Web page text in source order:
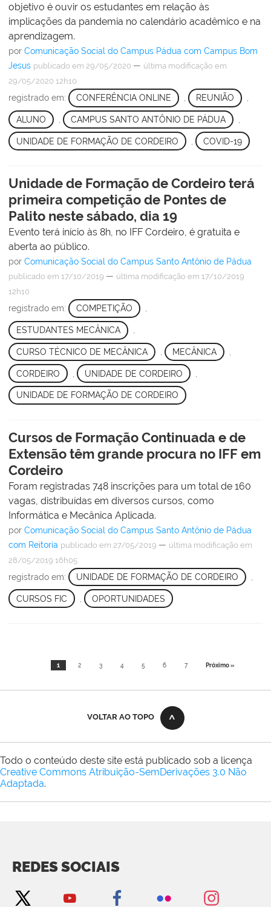
objetivo é ouvir os estudantes em relação às
implicações da pandemia no calendário acadêmico e na
aprendizagem.
por Comunicação Social do Campus Pádua com Campus Bom
Jesus publicado em 29/05/2020 — última modificação em
29/05/2020 12h10
registrado em: CONFERÊNCIA ONLINE , REUNIÃO ,
ALUNO CAMPUS SANTO ANTÔNIO DE PÁDUA
UNIDADE DE FORMAÇÃO DE CORDEIRO COVID-19
Unidade de Formação de Cordeiro terá
primeira competição de Pontes de
Palito neste sábado, dia 19
Evento terá início às 8h, no IFF Cordeiro, é gratuita e
aberta ao público.
por Comunicação Social do Campus Santo Antônio de Pádua
publicado em 17/10/2019 — última modificação em 17/10/2019
12h10
registrado em: COMPETIÇÃO ,
ESTUDANTES MECÂNICA
CURSO TÉCNICO DE MECÂNICA MECÂNICA
CORDEIRO UNIDADE DE CORDEIRO
UNIDADE DE FORMAÇÃO DE CORDEIRO
Cursos de Formação Continuada e de
Extensão têm grande procura no IFF em
Cordeiro
Foram registradas 748 inscrições para um total de 160
vagas, distribuídas em diversos cursos, como
Informática e Mecânica Aplicada.
por Comunicação Social do Campus Santo Antônio de Pádua
com Reitoria publicado em 27/05/2019 — última modificação em
28/05/2019 16h05
registrado em: UNIDADE DE FORMAÇÃO DE CORDEIRO
CURSOS FIC OPORTUNIDADES
1 2 3 4 5 6 7 Próximo »
VOLTAR AO TOPO
Todo o conteúdo deste site está publicado sob a licença
Creative Commons Atribuição-SemDerivações 3.0 Não
Adaptada.
REDES SOCIAIS